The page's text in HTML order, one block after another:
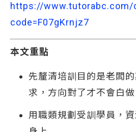
https://www.tutorabc.com/
code=F07gKrnjz7
本文重點
先釐清培訓目的是老闆
求，方向對了才不會白做
用職類規劃受訓學員，